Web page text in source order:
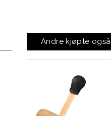
Andre kjøpte også